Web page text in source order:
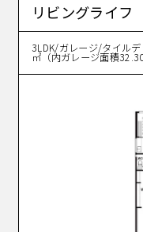
リビングライフ
3LDK/ガレージ/タイル
㎡（内ガレージ面積